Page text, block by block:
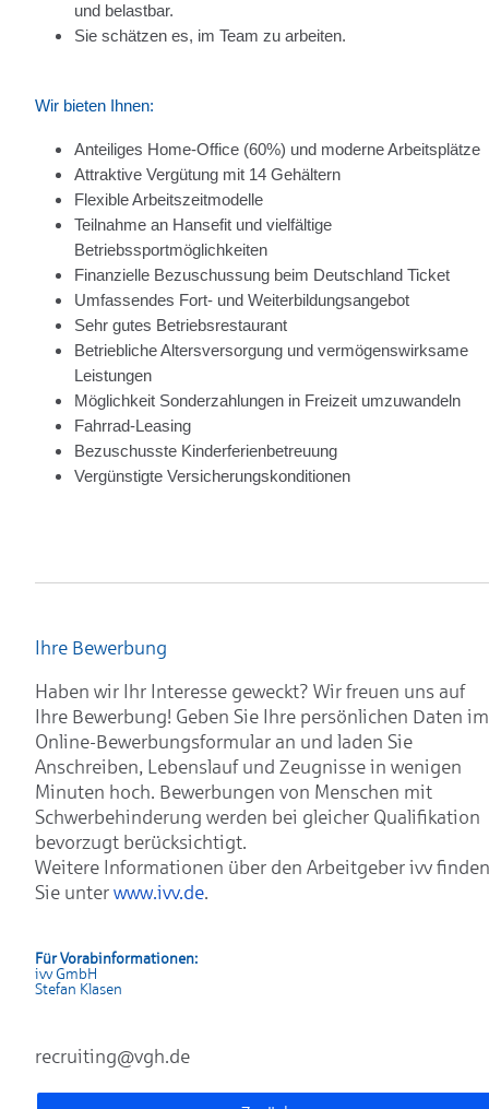
und belastbar.
Sie schätzen es, im Team zu arbeiten.
Wir bieten Ihnen:
Anteiliges Home-Office (60%) und moderne Arbeitsplätze
Attraktive Vergütung mit 14 Gehältern
Flexible Arbeitszeitmodelle
Teilnahme an Hansefit und vielfältige
Betriebssportmöglichkeiten
Finanzielle Bezuschussung beim Deutschland Ticket
Umfassendes Fort- und Weiterbildungsangebot
Sehr gutes Betriebsrestaurant
Betriebliche Altersversorgung und vermögenswirksame
Leistungen
Möglichkeit Sonderzahlungen in Freizeit umzuwandeln
Fahrrad-Leasing
Bezuschusste Kinderferienbetreuung
Vergünstigte Versicherungskonditionen
Ihre Bewerbung
Haben wir Ihr Interesse geweckt? Wir freuen uns auf
Ihre Bewerbung! Geben Sie Ihre persönlichen Daten im
Online-Bewerbungsformular an und laden Sie
Anschreiben, Lebenslauf und Zeugnisse in wenigen
Minuten hoch. Bewerbungen von Menschen mit
Schwerbehinderung werden bei gleicher Qualifikation
bevorzugt berücksichtigt.
Weitere Informationen über den Arbeitgeber ivv finden
Sie unter www.ivv.de.
Für Vorabinformationen:
ivv GmbH
Stefan Klasen
recruiting@vgh.de